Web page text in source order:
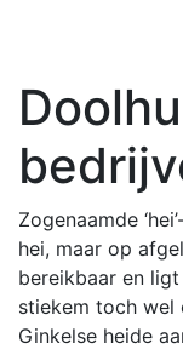
Zogenaamde
hei, maar op
bereikbaar en
stiekem toch wel
Ginkelse heide